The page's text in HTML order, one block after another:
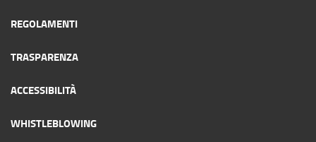
REGOLAMENTI
TRASPARENZA
ACCESSIBILITÀ
WHISTLEBLOWING